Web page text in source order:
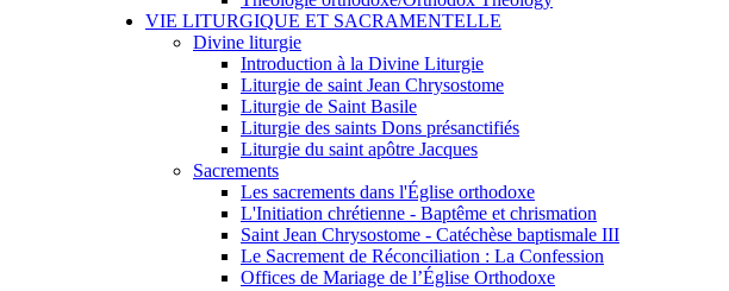
VIE LITURGIQUE ET SACRAMENTELLE
Divine liturgie
Introduction à la Divine Liturgie
Liturgie de saint Jean Chrysostome
Liturgie de Saint Basile
Liturgie des saints Dons présanctifiés
Liturgie du saint apôtre Jacques
Sacrements
Les sacrements dans l'Église orthodoxe
L'Initiation chrétienne - Baptême et chrismation
Saint Jean Chrysostome - Catéchèse baptismale III
Le Sacrement de Réconciliation : La Confession
Offices de Mariage de l’Église Orthodoxe